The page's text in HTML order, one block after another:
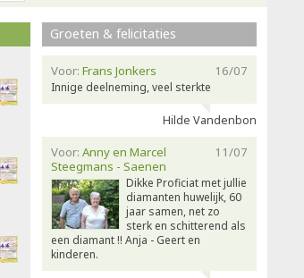
Groeten & felicitaties
16/07
Voor: Frans Jonkers
Innige deelneming, veel sterkte
Hilde Vandenbon
11/07
Voor: Anny en Marcel
Steegmans - Saenen
Dikke Proficiat met jullie
diamanten huwelijk, 60
jaar samen, net zo
sterk en schitterend als
een diamant !! Anja - Geert en
kinderen.